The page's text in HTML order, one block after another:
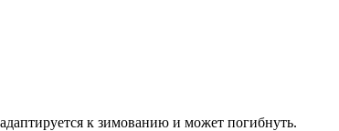
к зимованию и может погибнуть.